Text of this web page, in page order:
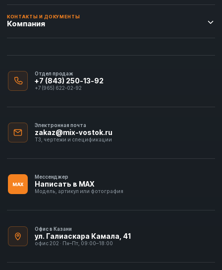
КОНТАКТЫ И ДОКУМЕНТЫ
Компания
Отдел продаж
+7 (843) 250-13-92
+7 (965) 622-02-92
Электронная почта
zakaz@mix-vostok.ru
ТЗ, чертежи и спецификации
MAX
Мессенджер
Написать в MAX
Модель, артикул или фотография
Офис в Казани
ул. Галиаскара Камала, 41
офис 202 · Пн–Пт, 09:00–18:00